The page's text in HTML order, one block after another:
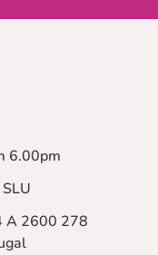
6.00pm
A 2600 278